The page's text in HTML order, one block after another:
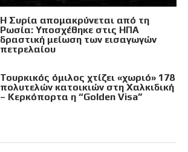
Η Συρία απομακρύνεται από τη
Ρωσία: Υποσχέθηκε στις ΗΠΑ
δραστική μείωση των εισαγωγών
πετρελαίου
Τουρκικός όμιλος χτίζει «χωριό» 178
πολυτελών κατοικιών στη Χαλκιδική
– Κερκόπορτα η “Golden Visa”